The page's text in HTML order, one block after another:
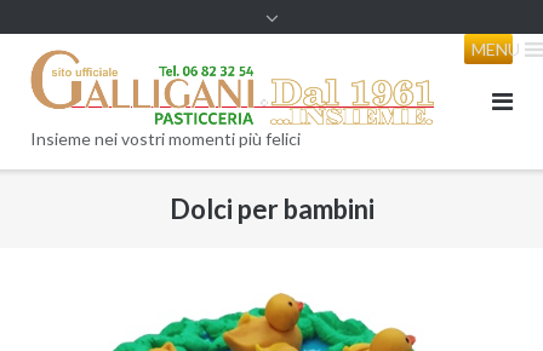
Insieme nei vostri momenti più felici
MENU
Dolci per bambini